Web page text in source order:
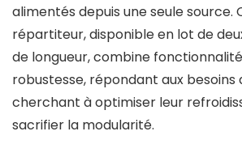
alimentés depuis une seule source.
répartiteur, disponible en lot de
de longueur, combine
robustesse, répondant aux besoins
cherchant à optimiser leur
sacrifier la modularité.